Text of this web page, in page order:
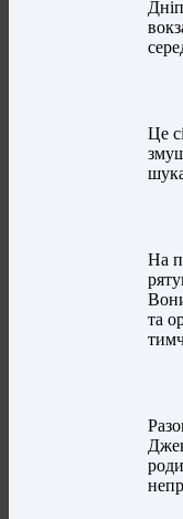
Це
На
та